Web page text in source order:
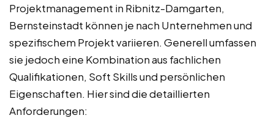
Projektmanagement in Ribnitz-Damgarten,
Bernsteinstadt können je nach Unternehmen und
spezifischem Projekt variieren. Generell umfassen
sie jedoch eine Kombination aus fachlichen
Qualifikationen, Soft Skills und persönlichen
Eigenschaften. Hier sind die detaillierten
Anforderungen: